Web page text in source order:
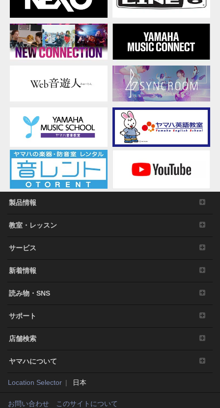
製品情報
教室・レッスン
サービス
新着情報
読み物・SNS
サポート
店舗検索
ヤマハについて
Location Selector 日本
お問い合わせ このサイトについて